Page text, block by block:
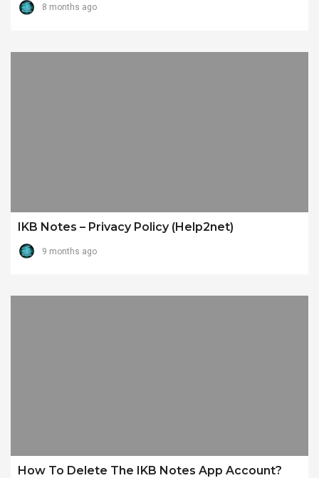
8 months ago
IKB Notes – Privacy Policy (Help2net)
9 months ago
How To Delete The IKB Notes App Account?